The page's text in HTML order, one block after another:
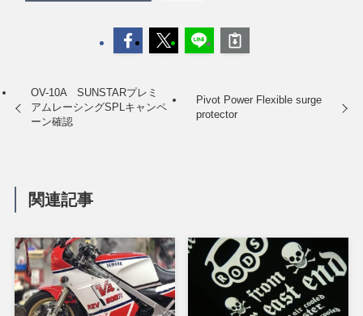
OV-10A SUNSTARプレミ
アムレーシングSPLキャンペ
ーン確認
Pivot Power Flexible surge
protector
関連記事